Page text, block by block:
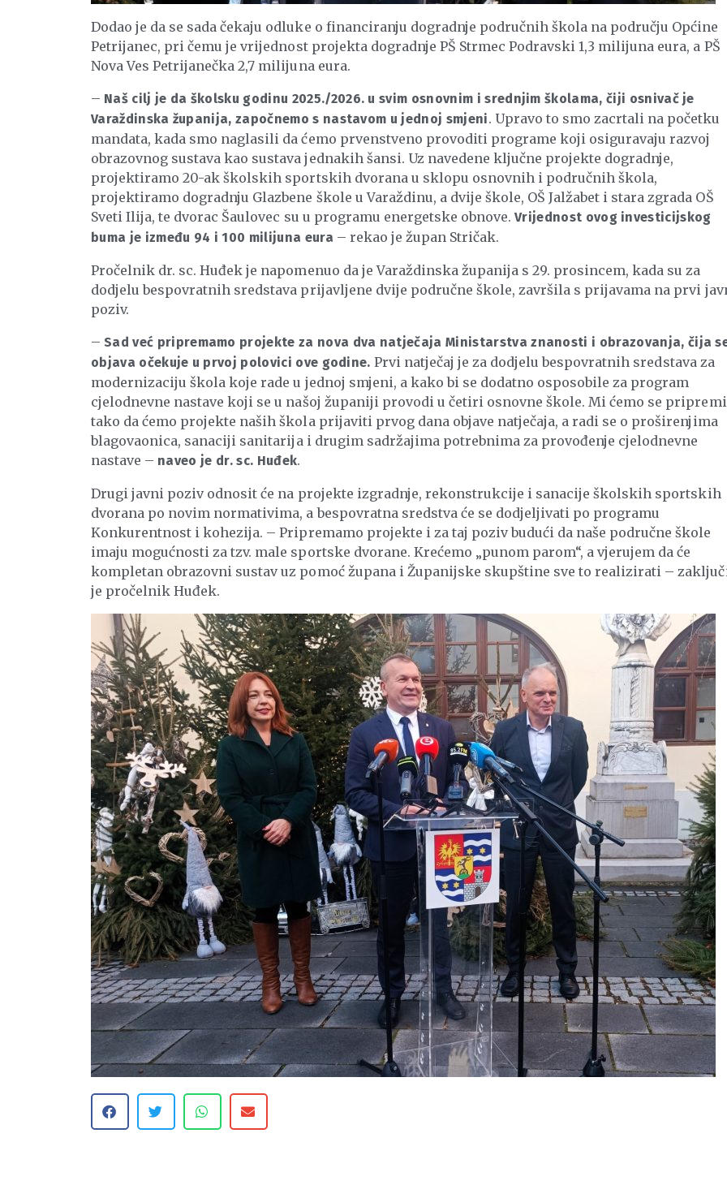
Dodao je da se sada čekaju odluke o financiranju dogradnje područnih škola na području Općine
Petrijanec, pri čemu je vrijednost projekta dogradnje PŠ Strmec Podravski 1,3 milijuna eura, a PŠ
Nova Ves Petrijanečka 2,7 milijuna eura.
– Naš cilj je da školsku godinu 2025./2026. u svim osnovnim i srednjim školama, čiji osnivač je
Varaždinska županija, započnemo s nastavom u jednoj smjeni. Upravo to smo zacrtali na početku
mandata, kada smo naglasili da ćemo prvenstveno provoditi programe koji osiguravaju razvoj
obrazovnog sustava kao sustava jednakih šansi. Uz navedene ključne projekte dogradnje,
projektiramo 20-ak školskih sportskih dvorana u sklopu osnovnih i područnih škola,
projektiramo dogradnju Glazbene škole u Varaždinu, a dvije škole, OŠ Jalžabet i stara zgrada OŠ
Sveti Ilija, te dvorac Šaulovec su u programu energetske obnove.Vrijednost ovog investicijskog
buma je između 94 i 100 milijuna eura – rekao je župan Stričak.
Pročelnik dr. sc. Huđek je napomenuo da je Varaždinska županija s 29. prosincem, kada su za
dodjelu bespovratnih sredstava prijavljene dvije područne škole, završila s prijavama na prvi
poziv.
–Sad već pripremamo projekte za nova dva natječaja Ministarstva znanosti i obrazovanja, čija
objava očekuje u prvoj polovici ove godine. Prvi natječaj je za dodjelu bespovratnih sredstava za
modernizaciju škola koje rade u jednoj smjeni, a kako bi se dodatno osposobile za program
cjelodnevne nastave koji se u našoj županiji provodi u četiri osnovne škole. Mi ćemo se
tako da ćemo projekte naših škola prijaviti prvog dana objave natječaja, a radi se o proširenjima
blagovaonica, sanaciji sanitarija i drugim sadržajima potrebnima za provođenje cjelodnevne
nastave – naveo je dr. sc. Huđek.
Drugi javni poziv odnosit će na projekte izgradnje, rekonstrukcije i sanacije školskih sportskih
dvorana po novim normativima, a bespovratna sredstva će se dodjeljivati po programu
Konkurentnost i kohezija. – Pripremamo projekte i za taj poziv budući da naše područne škole
imaju mogućnosti za tzv. male sportske dvorane. Krećemo „punom parom“, a vjerujem da će
kompletan obrazovni sustav uz pomoć župana i Županijske skupštine sve to realizirati –
je pročelnik Huđek.